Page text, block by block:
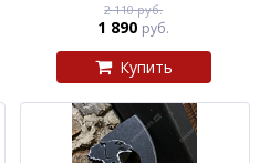
2 110 руб.
1 890 руб.
Купить